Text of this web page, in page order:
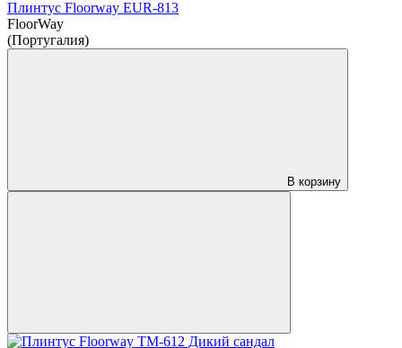
Плинтус Floorway EUR-813
FloorWay
(Португалия)
В корзину